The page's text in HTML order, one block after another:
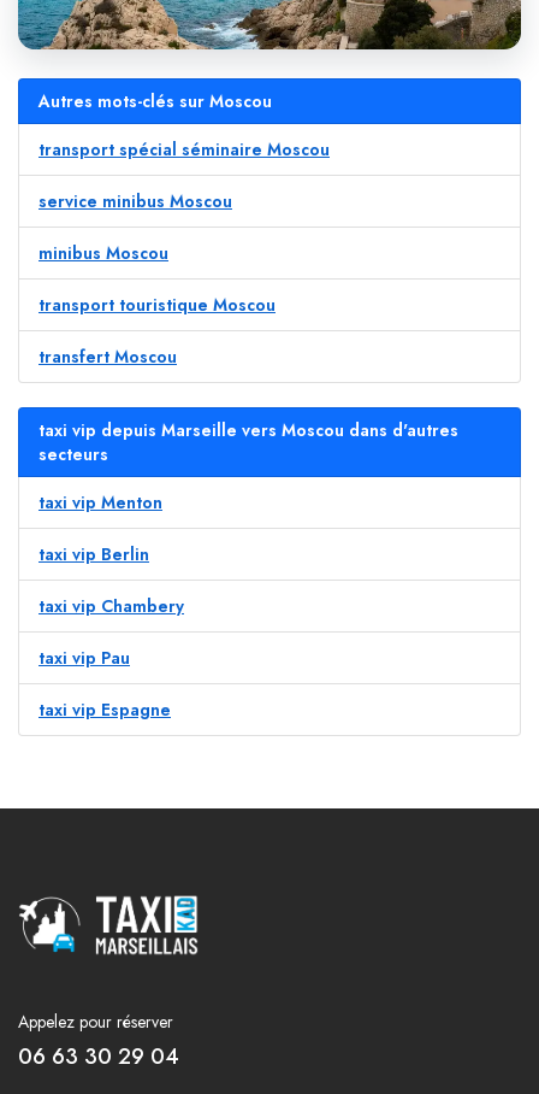
Autres mots-clés sur Moscou
transport spécial séminaire Moscou
service minibus Moscou
minibus Moscou
transport touristique Moscou
transfert Moscou
taxi vip depuis Marseille vers Moscou dans d'autres
secteurs
taxi vip Menton
taxi vip Berlin
taxi vip Chambery
taxi vip Pau
taxi vip Espagne
Appelez pour réserver
06 63 30 29 04